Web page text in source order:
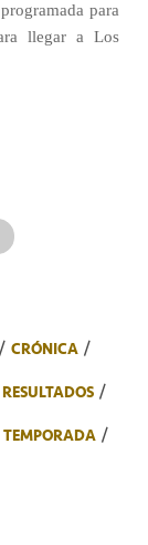
para
llegar a Los
CRÓNICA
RESULTADOS
TEMPORADA